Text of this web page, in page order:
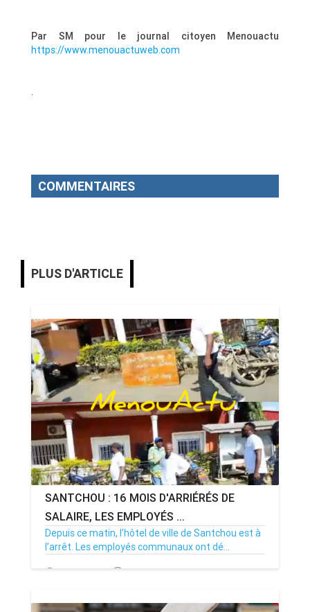
Par SM pour le journal citoyen Menouactu
https://www.menouactuweb.com
.
COMMENTAIRES
PLUS D'ARTICLE
SANTCHOU : 16 MOIS D'ARRIÉRÉS DE
SALAIRE, LES EMPLOYÉS ...
Depuis ce matin, l’hôtel de ville de Santchou est à
l’arrêt. Les employés communaux ont dé...
20/07/26 Par MenouActu 0